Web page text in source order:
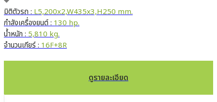
มิติตัวรถ : L5,200x2,W435x3,H250 mm.
กำลังเครื่องยนต์ : 130 hp.
น้ำหนัก : 5,810 kg.
จำนวนเกียร์ : 16F+8R
ดูรายละเอียด